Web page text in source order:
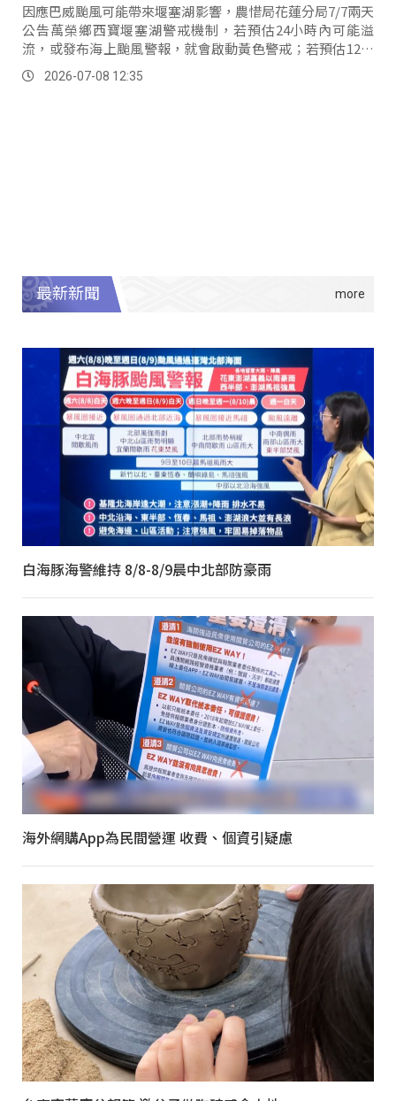
因應巴威颱風可能帶來堰塞湖影響，農惜局花蓮分局7/7兩天
公告萬榮鄉西寶堰塞湖警戒機制，若預估24小時內可能溢
流，或發布海上颱風警報，就會啟動黃色警戒；若預估12小
時內溢流或發布陸上颱風警報，則發布紅色警戒並立即應
變，提醒民眾提高警覺。
2026-07-08 12:35
最新新聞
白海豚海警維持 8/8-8/9晨中北部防豪雨
海外網購App為民間營運 收費、個資引疑慮